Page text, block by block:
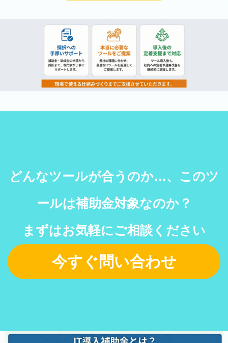
どんなツールが合うのか…、このツ
ールは補助金対象なのか？
まずはお気軽にご相談ください
今すぐ問い合わせ